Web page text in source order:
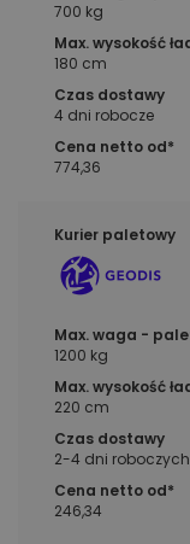
700 kg
180 cm
4 dni robocze
774,36
1200 kg
220 cm
2-4 dni roboczych
246,34